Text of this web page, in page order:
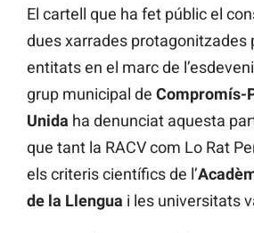
El cartell que ha fet públic el
dues xarrades protagonitzades
entitats en el marc de
grup municipal de Compromís-
Unida ha denunciat aquesta
que tant la RACV com Lo Rat
els criteris científics de l’
de la Llengua i les universitats